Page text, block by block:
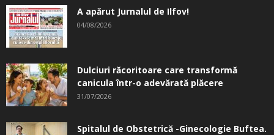
A apărut Jurnalul de Ilfov!
04/08/2026
Dulciuri răcoritoare care transformă
canicula într-o adevărată plăcere
31/07/2026
Spitalul de Obstetrică -Ginecologie Buftea.